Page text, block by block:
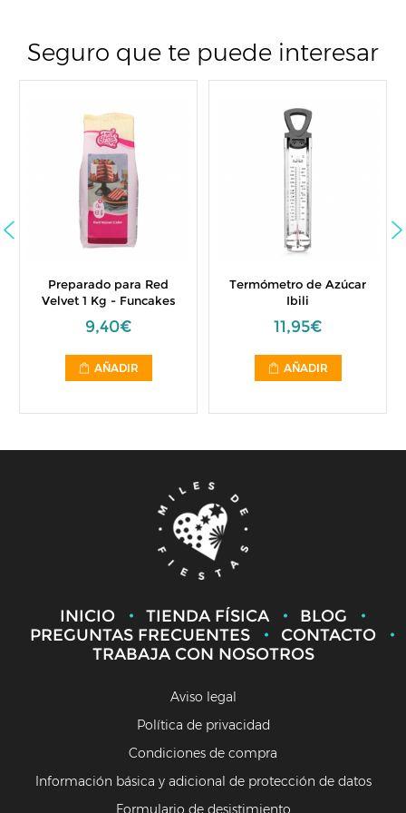
Seguro que te puede interesar
Preparado para Red
Velvet 1 Kg - Funcakes
9,40€
AÑADIR
Termómetro de Azúcar
Ibili
11,95€
AÑADIR
INICIO TIENDA FÍSICA
BLOG
PREGUNTAS FRECUENTES
CONTACTO
TRABAJA CON NOSOTROS
Aviso legal
Política de privacidad
Condiciones de compra
Información básica y adicional de protección de datos
Formulario de desistimiento